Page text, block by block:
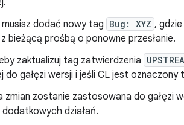
musisz dodać nowy tag Bug: XYZ ,
bieżącą prośbą o ponowne przesłanie.
zaktualizuj tag zatwierdzenia
do gałęzi wersji i jeśli CL jest oznaczony
zmian zostanie zastosowana do gałęzi
działań.